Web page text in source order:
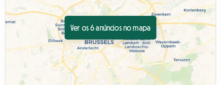
Ver os 6 anúncios no mapa